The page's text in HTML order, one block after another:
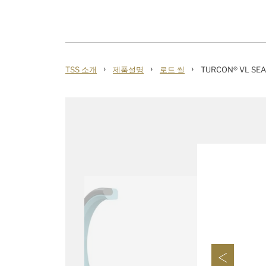
TSS 소개 › 제품설명 › 로드 씰 › TURCON® VL